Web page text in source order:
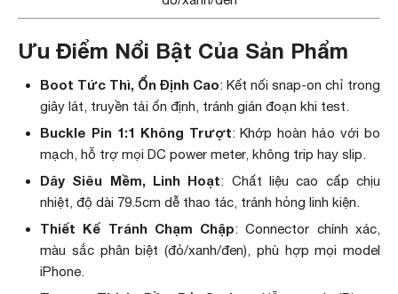
Ưu Điểm Nổi Bật Của Sản Phẩm
Boot Tức Thì, Ổn Định Cao: Kết nối snap-on chỉ trong
giây lát, truyền tải ổn định, tránh gián đoạn khi test.
Buckle Pin 1:1 Không Trượt: Khớp hoàn hảo với bo
mạch, hỗ trợ mọi DC power meter, không trip hay slip.
Dây Siêu Mềm, Linh Hoạt: Chất liệu cao cấp chịu
nhiệt, độ dài 79.5cm dễ thao tác, tránh hỏng linh kiện.
Thiết Kế Tránh Chạm Chập: Connector chính xác,
màu sắc phân biệt (đỏ/xanh/đen), phù hợp mọi model
iPhone.